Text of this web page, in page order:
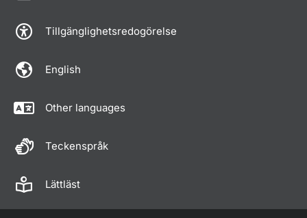
Tillgänglighetsredogörelse
English
Other languages
Teckenspråk
Lättläst